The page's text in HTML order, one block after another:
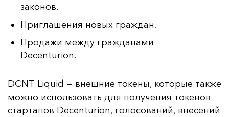
законов.
Приглашения новых граждан.
Продажи между гражданами
Decenturion.
DCNT Liquid — внеш­ние то­ке­ны, ко­то­рые так­же
мож­но ис­поль­зо­вать для по­лу­че­ния то­ке­нов
стар­та­пов Decenturion, го­ло­со­ва­ний, вне­се­ний